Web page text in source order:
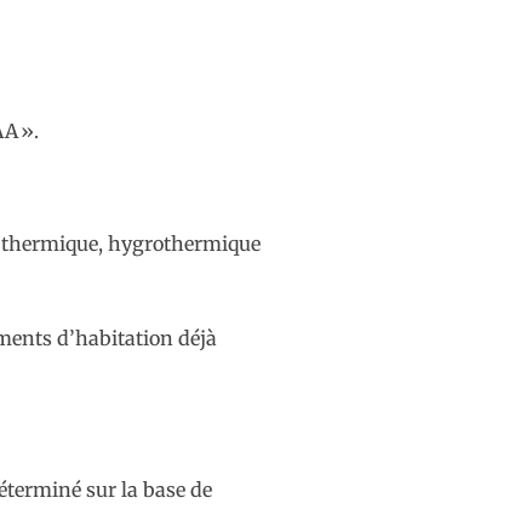
».
thermique, hygrothermique
d’habitation déjà
sur la base de